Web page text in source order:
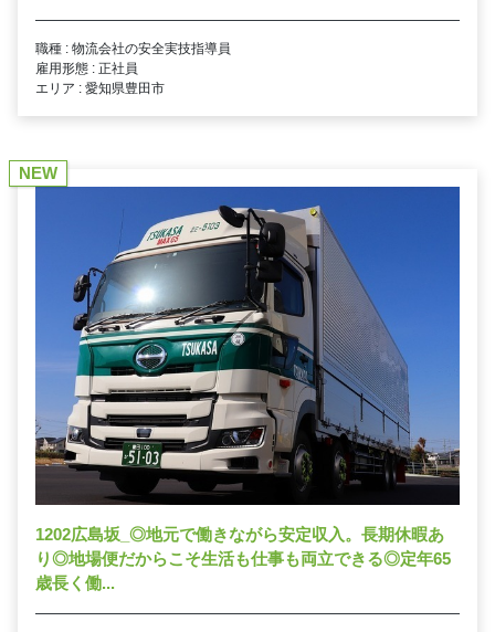
職種 : 物流会社の安全実技指導員
雇用形態 : 正社員
エリア : 愛知県豊田市
NEW
1202広島坂_◎地元で働きながら安定収入。長期休暇あ
り◎地場便だからこそ生活も仕事も両立できる◎定年65
歳長く働...